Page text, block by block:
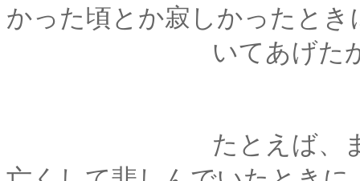
かった頃とか寂しかったとき
いてあげたかった
たとえば、まだあな